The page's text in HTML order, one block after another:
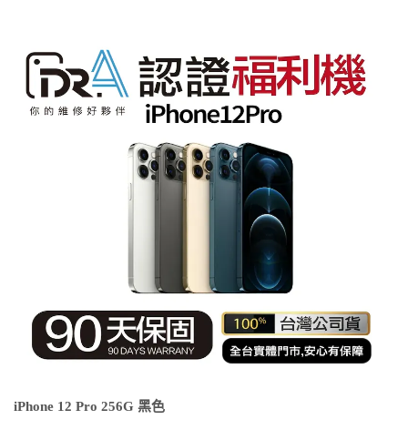
iPhone 12 Pro 256G 黑色